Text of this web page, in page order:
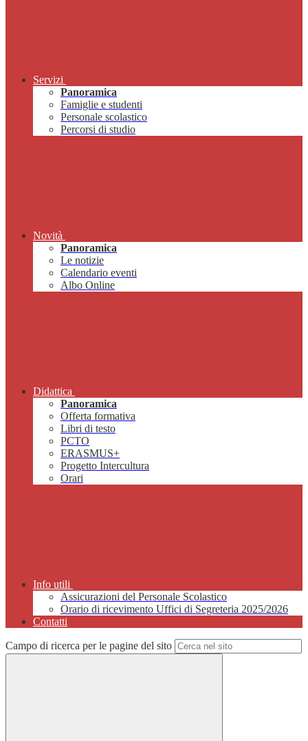
Servizi
Panoramica
Famiglie e studenti
Personale scolastico
Percorsi di studio
Novità
Panoramica
Le notizie
Calendario eventi
Albo Online
Didattica
Panoramica
Offerta formativa
Libri di testo
PCTO
ERASMUS+
Progetto Intercultura
Orari
Info utili
Assicurazioni del Personale Scolastico
Orario di ricevimento Uffici di Segreteria 2025/2026
Contatti
Campo di ricerca per le pagine del sito